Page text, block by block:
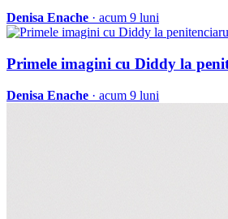
Denisa Enache · acum 9 luni
Primele imagini cu Diddy la
Denisa Enache · acum 9 luni